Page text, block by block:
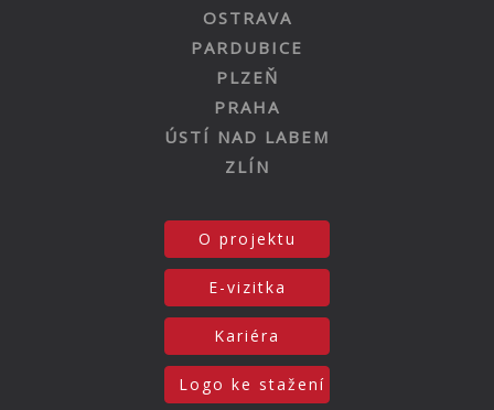
OSTRAVA
PARDUBICE
PLZEŇ
PRAHA
ÚSTÍ NAD LABEM
ZLÍN
O projektu
E-vizitka
Kariéra
Logo ke stažení